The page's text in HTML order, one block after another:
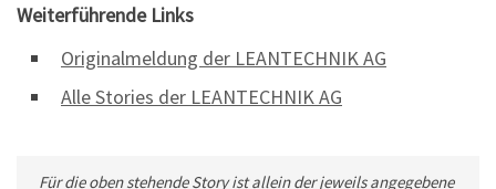
Weiterführende Links
Originalmeldung der LEANTECHNIK AG
Alle Stories der LEANTECHNIK AG
Für die oben stehende Story ist allein der jeweils angegebene